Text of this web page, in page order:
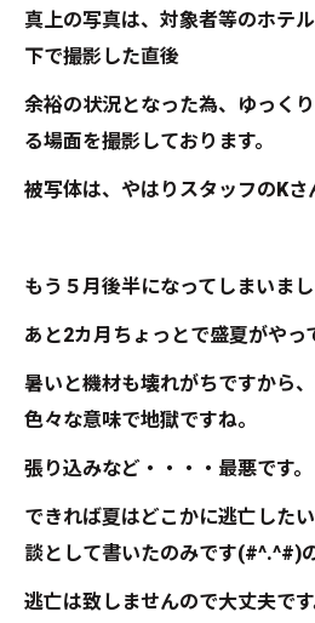
真上の写真は、対象者等のホテ
下で撮影した直後
余裕の状況となった為、ゆっく
る場面を撮影しております。
被写体は、やはりスタッフのKさ
もう５月後半になってしまいまし
あと2カ月ちょっとで盛夏がやっ
暑いと機材も壊れがちですから
色々な意味で地獄ですね。
張り込みなど・・・・最悪です。
できれば夏はどこかに逃亡した
談として書いたのみです(#^.^#)
逃亡は致しませんので大丈夫です